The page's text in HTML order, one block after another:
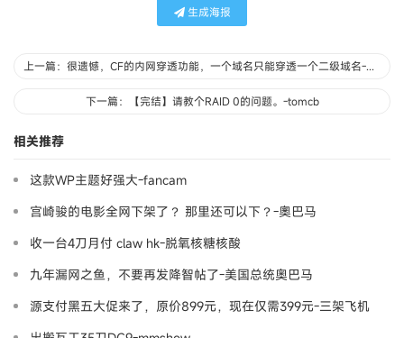
生成海报
上一篇：很遗憾，CF的内网穿透功能，一个域名只能穿透一个二级域名-wjhhxl
下一篇：【完结】请教个RAID 0的问题。-tomcb
相关推荐
这款WP主题好强大-fancam
宫崎骏的电影全网下架了？ 那里还可以下？-奧巴马
收一台4刀月付 claw hk-脱氧核糖核酸
九年漏网之鱼，不要再发降智帖了-美国总统奥巴马
源支付黑五大促来了，原价899元，现在仅需399元-三架飞机